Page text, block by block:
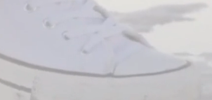
Somos jóvenes reales de los de
diócesis de Orihuela-Alicante.